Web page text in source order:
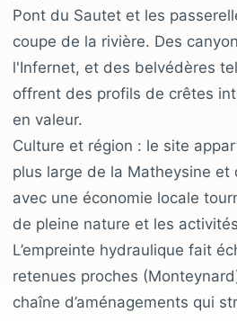
Pont du Sautet et les
coupe de la rivière. Des
l'Infernet, et des belvédères
offrent des profils de crêtes
en valeur.
Culture et région : le site
plus large de la Matheysine et
avec une économie locale
de pleine nature et les
L’empreinte hydraulique fait
retenues proches
chaîne d’aménagements qui